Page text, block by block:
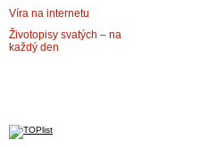
Víra na internetu
Životopisy svatých – na
každý den